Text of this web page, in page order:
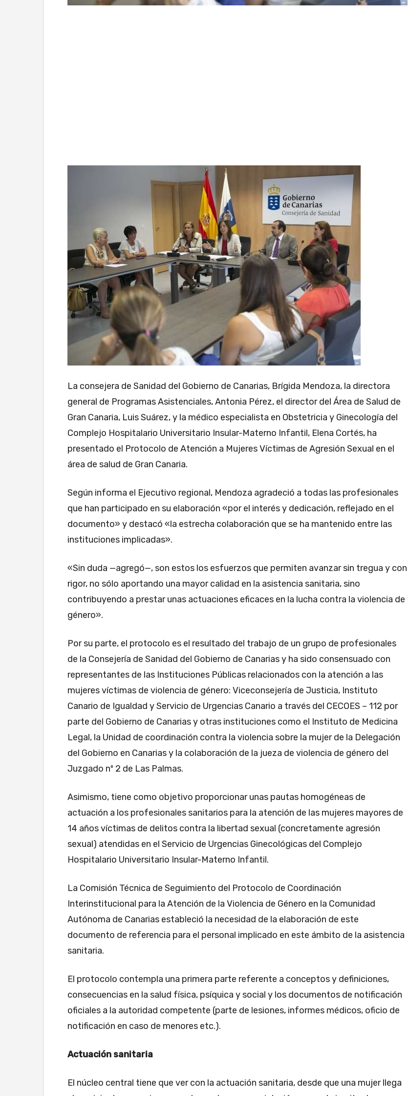
La consejera de Sanidad del Gobierno de Canarias, Brígida Mendoza, la directora
general de Programas Asistenciales, Antonia Pérez, el director del Área de Salud de
Gran Canaria, Luis Suárez, y la médico especialista en Obstetricia y Ginecología del
Complejo Hospitalario Universitario Insular-Materno Infantil, Elena Cortés, ha
presentado el Protocolo de Atención a Mujeres Víctimas de Agresión Sexual en el
área de salud de Gran Canaria.
Según informa el Ejecutivo regional, Mendoza agradeció a todas las profesionales
que han participado en su elaboración «por el interés y dedicación, reflejado en el
documento» y destacó «la estrecha colaboración que se ha mantenido entre las
instituciones implicadas».
«Sin duda —agregó—, son estos los esfuerzos que permiten avanzar sin tregua y con
rigor, no sólo aportando una mayor calidad en la asistencia sanitaria, sino
contribuyendo a prestar unas actuaciones eficaces en la lucha contra la violencia de
género».
Por su parte, el protocolo es el resultado del trabajo de un grupo de profesionales
de la Consejería de Sanidad del Gobierno de Canarias y ha sido consensuado con
representantes de las Instituciones Públicas relacionados con la atención a las
mujeres víctimas de violencia de género: Viceconsejería de Justicia, Instituto
Canario de Igualdad y Servicio de Urgencias Canario a través del CECOES – 112 por
parte del Gobierno de Canarias y otras instituciones como el Instituto de Medicina
Legal, la Unidad de coordinación contra la violencia sobre la mujer de la Delegación
del Gobierno en Canarias y la colaboración de la jueza de violencia de género del
Juzgado nº 2 de Las Palmas.
Asimismo, tiene como objetivo proporcionar unas pautas homogéneas de
actuación a los profesionales sanitarios para la atención de las mujeres mayores de
14 años víctimas de delitos contra la libertad sexual (concretamente agresión
sexual) atendidas en el Servicio de Urgencias Ginecológicas del Complejo
Hospitalario Universitario Insular-Materno Infantil.
La Comisión Técnica de Seguimiento del Protocolo de Coordinación
Interinstitucional para la Atención de la Violencia de Género en la Comunidad
Autónoma de Canarias estableció la necesidad de la elaboración de este
documento de referencia para el personal implicado en este ámbito de la asistencia
sanitaria.
El protocolo contempla una primera parte referente a conceptos y definiciones,
consecuencias en la salud física, psíquica y social y los documentos de notificación
oficiales a la autoridad competente (parte de lesiones, informes médicos, oficio de
notificación en caso de menores etc.).
Actuación sanitaria
El núcleo central tiene que ver con la actuación sanitaria, desde que una mujer llega